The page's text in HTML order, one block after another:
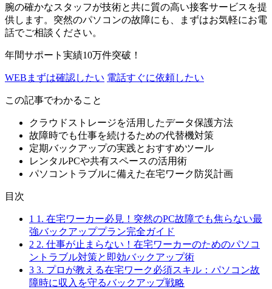
腕の確かなスタッフが技術と共に質の高い接客サービスを提
供します。突然のパソコンの故障にも、まずはお気軽にお電
話でご相談ください。
年間サポート実績10万件突破！
WEB まずは確認したい 電話すぐに依頼したい
この記事でわかること
クラウドストレージを活用したデータ保護方法
故障時でも仕事を続けるための代替機対策
定期バックアップの実践とおすすめツール
レンタルPCや共有スペースの活用術
パソコントラブルに備えた在宅ワーク防災計画
目次
1 1. 在宅ワーカー必見！突然のPC故障でも焦らない最
強バックアッププラン完全ガイド
2 2. 仕事が止まらない！在宅ワーカーのためのパソコ
ントラブル対策と即効バックアップ術
3 3. プロが教える在宅ワーク必須スキル：パソコン故
障時に収入を守るバックアップ戦略